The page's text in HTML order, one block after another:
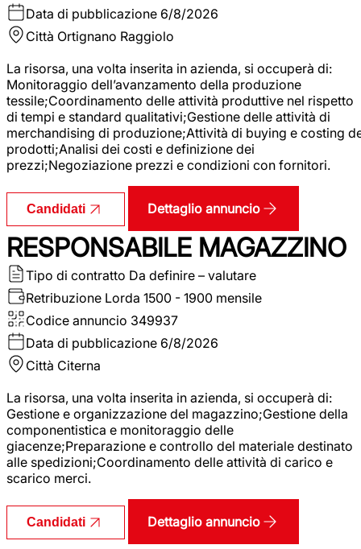
Data di pubblicazione 6/8/2026
Città Ortignano Raggiolo
La risorsa, una volta inserita in azienda, si occuperà di:
Monitoraggio dell’avanzamento della produzione
tessile;Coordinamento delle attività produttive nel rispetto
di tempi e standard qualitativi;Gestione delle attività di
merchandising di produzione;Attività di buying e costing
prodotti;Analisi dei costi e definizione dei
prezzi;Negoziazione prezzi e condizioni con fornitori.
Candidati Dettaglio annuncio
RESPONSABILE MAGAZZINO
Tipo di contratto Da definire – valutare
Retribuzione Lorda 1500 - 1900 mensile
Codice annuncio 349937
Data di pubblicazione 6/8/2026
Città Citerna
La risorsa, una volta inserita in azienda, si occuperà di:
Gestione e organizzazione del magazzino;Gestione della
componentistica e monitoraggio delle
giacenze;Preparazione e controllo del materiale destinato
alle spedizioni;Coordinamento delle attività di carico e
scarico merci.
Candidati Dettaglio annuncio